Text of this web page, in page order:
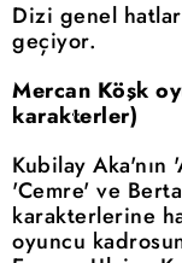
Dizi genel
geçiyor.
Mercan Köşk
karakterler)
Kubilay Aka'nın
'Cemre' ve
karakterlerine
oyuncu